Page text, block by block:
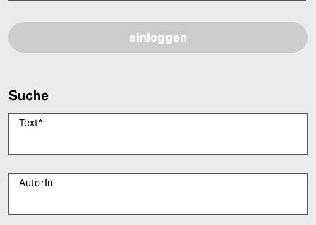
Suche
Text*
AutorIn